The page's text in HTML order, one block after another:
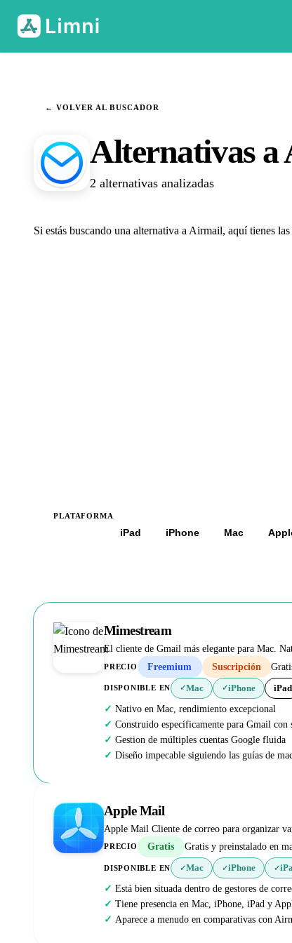
← VOLVER AL BUSCADOR
Alternativas a
2 alternativas analizadas
Si estás buscando una alternativa a Airmail, aquí tienes
PLATAFORMA
iPad iPhone Mac
Mimestream
El cliente de Gmail más elegante para Mac.
PRECIO Freemium Suscripción
DISPONIBLE EN ✓Mac ✓iPhone iPad
Nativo en Mac, rendimiento excepcional
Construido específicamente para Gmail con
Gestion de múltiples cuentas Google fluida
Diseño impecable siguiendo las guías de
Apple Mail
Apple Mail Cliente de correo para organizar
PRECIO Gratis Gratis y preinstalado en
DISPONIBLE EN ✓Mac ✓iPhone ✓
Está bien situada dentro de gestores de
Tiene presencia en Mac, iPhone, iPad y
Aparece a menudo en comparativas con